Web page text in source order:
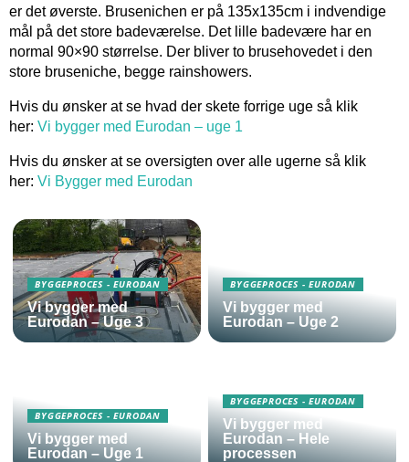
er det øverste. Brusenichen er på 135x135cm i indvendige
mål på det store badeværelse. Det lille badevære har en
normal 90×90 størrelse. Der bliver to brusehovedet i den
store bruseniche, begge rainshowers.
Hvis du ønsker at se hvad der skete forrige uge så klik
her: Vi bygger med Eurodan – uge 1
Hvis du ønsker at se oversigten over alle ugerne så klik
her: Vi Bygger med Eurodan
BYGGEPROCES - EURODAN
Vi bygger med
Eurodan – Uge 3
BYGGEPROCES - EURODAN
Vi bygger med
Eurodan – Uge 2
BYGGEPROCES - EURODAN
Vi bygger med
Eurodan – Uge 1
BYGGEPROCES - EURODAN
Vi bygger med
Eurodan – Hele
processen